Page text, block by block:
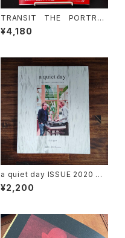
TRANSIT THE PORTRAI
TS
¥4,180
a quiet day ISSUE 2020 Oc
tober
¥2,200